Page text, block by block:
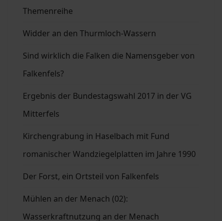
Themenreihe
Widder an den Thurmloch-Wassern
Sind wirklich die Falken die Namensgeber von
Falkenfels?
Ergebnis der Bundestagswahl 2017 in der VG
Mitterfels
Kirchengrabung in Haselbach mit Fund
romanischer Wandziegelplatten im Jahre 1990
Der Forst, ein Ortsteil von Falkenfels
Mühlen an der Menach (02):
Wasserkraftnutzung an der Menach